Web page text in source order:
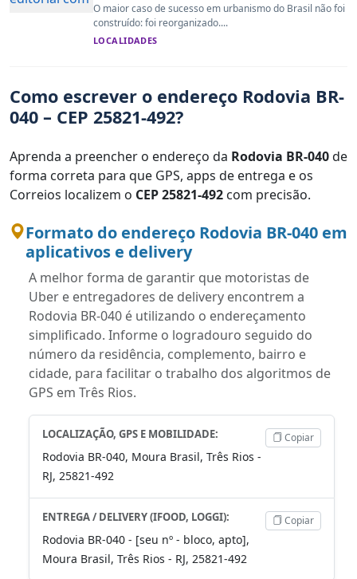
O maior caso de sucesso em urbanismo do Brasil não foi
construído: foi reorganizado....
LOCALIDADES
Como escrever o endereço Rodovia BR-
040 – CEP 25821-492?
Aprenda a preencher o endereço da Rodovia BR-040de
forma correta para que GPS, apps de entrega e os
Correios localizem o CEP 25821-492 com precisão.
Formato do endereço Rodovia BR-040 em
aplicativos e delivery
A melhor forma de garantir que motoristas de
Uber e entregadores de delivery encontrem a
Rodovia BR-040 é utilizando o endereçamento
simplificado. Informe o logradouro seguido do
número da residência, complemento, bairro e
cidade, para facilitar o trabalho dos algoritmos de
GPS em Três Rios.
LOCALIZAÇÃO, GPS E MOBILIDADE:
Rodovia BR-040, Moura Brasil, Três Rios -
RJ, 25821-492
Copiar
ENTREGA / DELIVERY (IFOOD, LOGGI):
Rodovia BR-040 - [seu nº - bloco, apto],
Moura Brasil, Três Rios - RJ, 25821-492
Copiar